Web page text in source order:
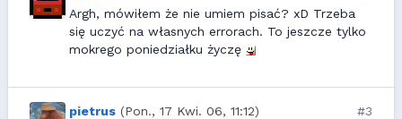
Argh, mówiłem że nie umiem pisać? xD Trzeba
się uczyć na własnych errorach. To jeszcze tylko
mokrego poniedziałku życzę
pietrus (Pon., 17 Kwi. 06, 11:12)
#3